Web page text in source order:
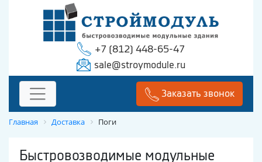
+7 (812) 448-65-47
sale@stroymodule.ru
Заказать звонок
Главная Доставка Поги
Быстровозводимые модульные